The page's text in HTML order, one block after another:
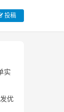
投稿
实
优